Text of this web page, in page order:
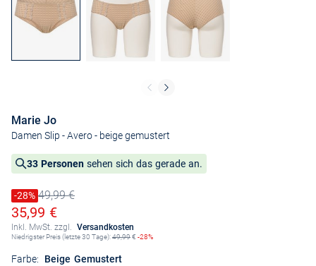
Marie Jo
Damen Slip - Avero- beige gemustert
33 Personen sehen sich das gerade an.
Preis reduziert um
-28%
Alter Preis49,99 €
Ermäßigter Preis
35,99 €
Inkl. MwSt. zzgl. Versandkosten
Niedrigster Preis (letzte 30 Tage):49,99€ -28%
Farbe: Beige Gemustert